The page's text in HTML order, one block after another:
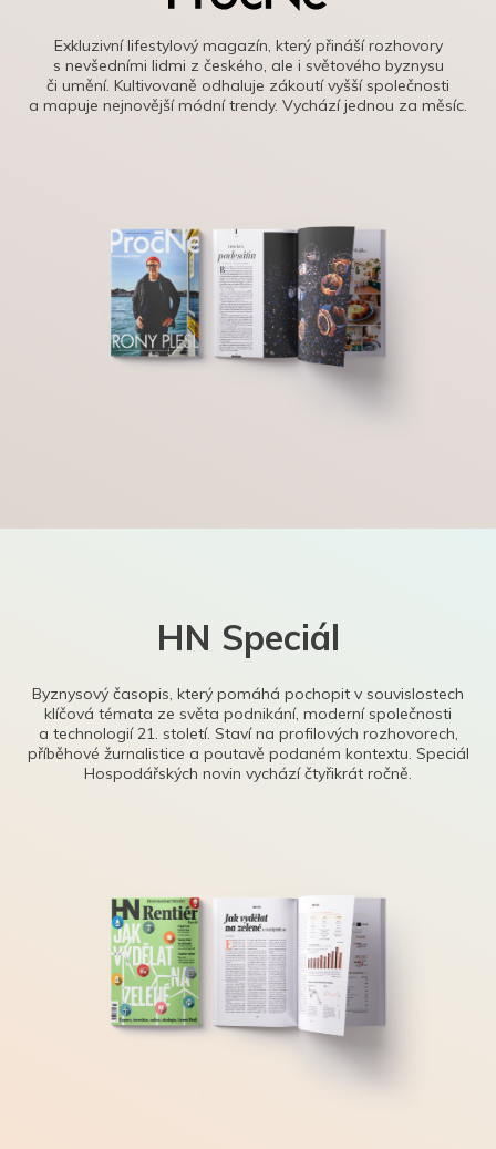
Exkluzivní lifestylový magazín, který přináší rozhovory
s nevšedními lidmi z českého, ale i světového byznysu
či umění. Kultivovaně odhaluje zákoutí vyšší společnosti
a mapuje nejnovější módní trendy. Vychází jednou za měsíc.
HN Speciál
Byznysový časopis, který pomáhá pochopit v souvislostech
klíčová témata ze světa podnikání, moderní společnosti
a technologií 21. století. Staví na profilových rozhovorech,
příběhové žurnalistice a poutavě podaném kontextu. Speciál
Hospodářských novin vychází čtyřikrát ročně.